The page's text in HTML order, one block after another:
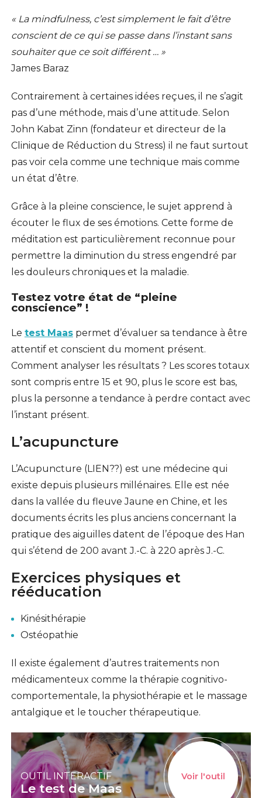
« La mindfulness, c’est simplement le fait d’être
conscient de ce qui se passe dans l’instant sans
souhaiter que ce soit différent … »
James Baraz
Contrairement à certaines idées reçues, il ne s’agit
pas d’une méthode, mais d’une attitude. Selon
John Kabat Zinn (fondateur et directeur de la
Clinique de Réduction du Stress) il ne faut surtout
pas voir cela comme une technique mais comme
un état d’être.
Grâce à la pleine conscience, le sujet apprend à
écouter le flux de ses émotions. Cette forme de
méditation est particulièrement reconnue pour
permettre la diminution du stress engendré par
les douleurs chroniques et la maladie.
Testez votre état de “pleine
conscience” !
Le test Maaspermet d’évaluer sa tendance à être
attentif et conscient du moment présent.
Comment analyser les résultats ? Les scores totaux
sont compris entre 15 et 90, plus le score est bas,
plus la personne a tendance à perdre contact avec
l’instant présent.
L’acupuncture
L’Acupuncture (LIEN??) est une médecine qui
existe depuis plusieurs millénaires. Elle est née
dans la vallée du fleuve Jaune en Chine, et les
documents écrits les plus anciens concernant la
pratique des aiguilles datent de l’époque des Han
qui s’étend de 200 avant J.-C. à 220 après J.-C.
Exercices physiques et
rééducation
Kinésithérapie
Ostéopathie
Il existe également d’autres traitements non
médicamenteux comme la thérapie cognitivo-
comportementale, la physiothérapie et le massage
antalgique et le toucher thérapeutique.
OUTIL INTERACTIF
Le test de Maas
Voir l'outil